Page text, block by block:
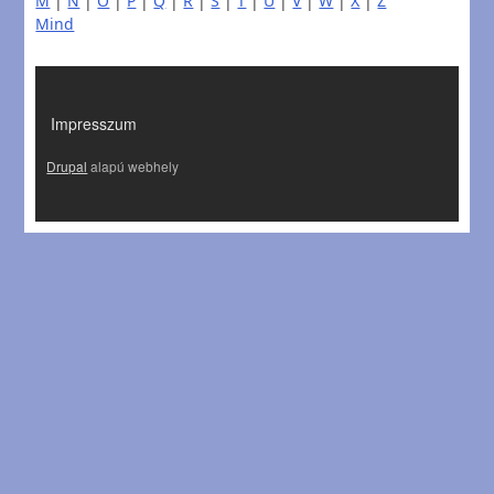
Mind
Impresszum
Drupal alapú webhely